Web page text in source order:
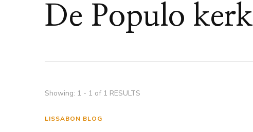
De Populo kerk
Showing: 1 - 1 of 1 RESULTS
LISSABON BLOG